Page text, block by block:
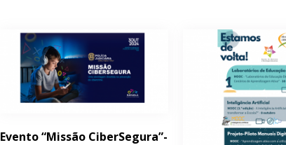
Evento “Missão CiberSegura”-